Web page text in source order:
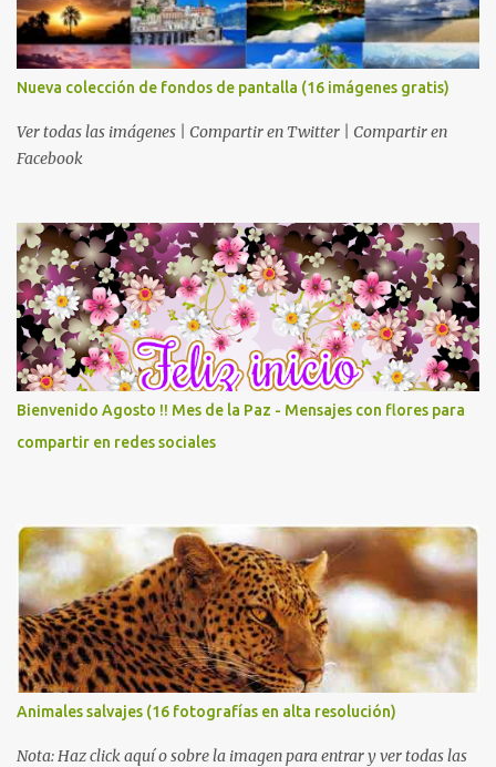
Nueva colección de fondos de pantalla (16 imágenes gratis)
Ver todas las imágenes | Compartir en Twitter | Compartir en
Facebook
Bienvenido Agosto !! Mes de la Paz - Mensajes con flores para
compartir en redes sociales
Animales salvajes (16 fotografías en alta resolución)
Nota: Haz click aquí o sobre la imagen para entrar y ver todas las